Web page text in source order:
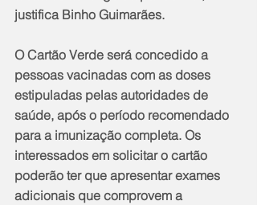
justifica Binho Guimarães.
O Cartão Verde será concedido a
pessoas vacinadas com as doses
estipuladas pelas autoridades de
saúde, após o período recomendado
para a imunização completa. Os
interessados em solicitar o cartão
poderão ter que apresentar exames
adicionais que comprovem a